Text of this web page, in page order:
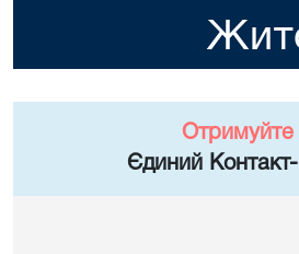
Отримуйте
Єдиний